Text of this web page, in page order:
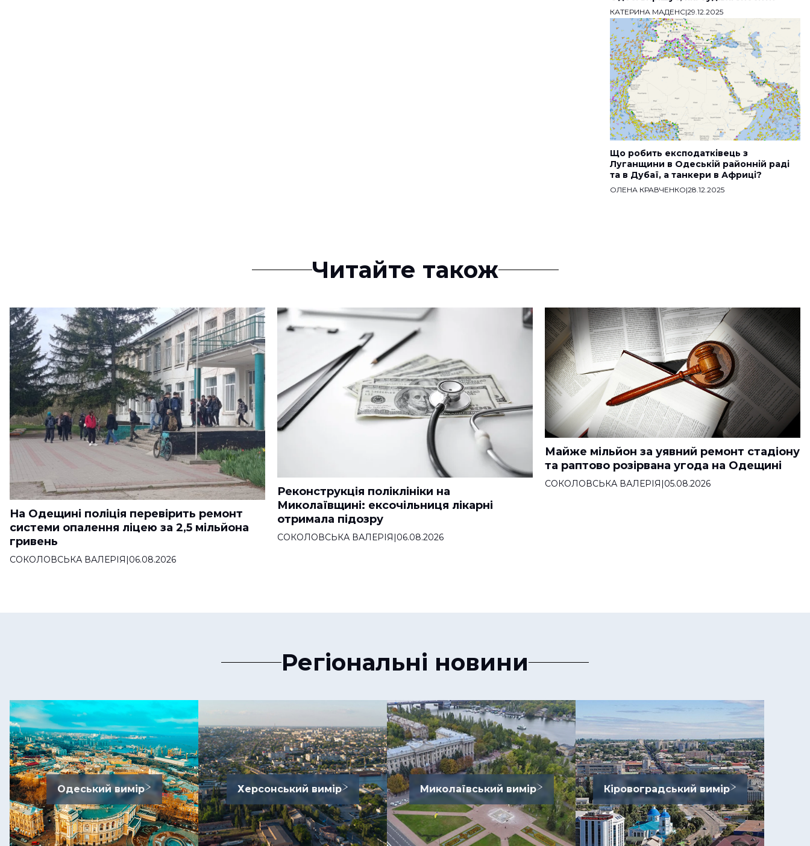
КАТЕРИНА МАДЕНС|29.12.2025
Що робить експодатківець з
Луганщини в Одеській районній раді
та в Дубаї, а танкери в Африці?
ОЛЕНА КРАВЧЕНКО|28.12.2025
Читайте також
На Одещині поліція перевірить ремонт
системи опалення ліцею за 2,5 мільйона
гривень
СОКОЛОВСЬКА ВАЛЕРІЯ|06.08.2026
Реконструкція поліклініки на
Миколаївщині: ексочільниця лікарні
отримала підозру
СОКОЛОВСЬКА ВАЛЕРІЯ|06.08.2026
Майже мільйон за уявний ремонт стадіону
та раптово розірвана угода на Одещині
СОКОЛОВСЬКА ВАЛЕРІЯ|05.08.2026
Регіональні новини
Одеський вимір Херсонський вимір Миколаївський вимір Кіровоградський вимір